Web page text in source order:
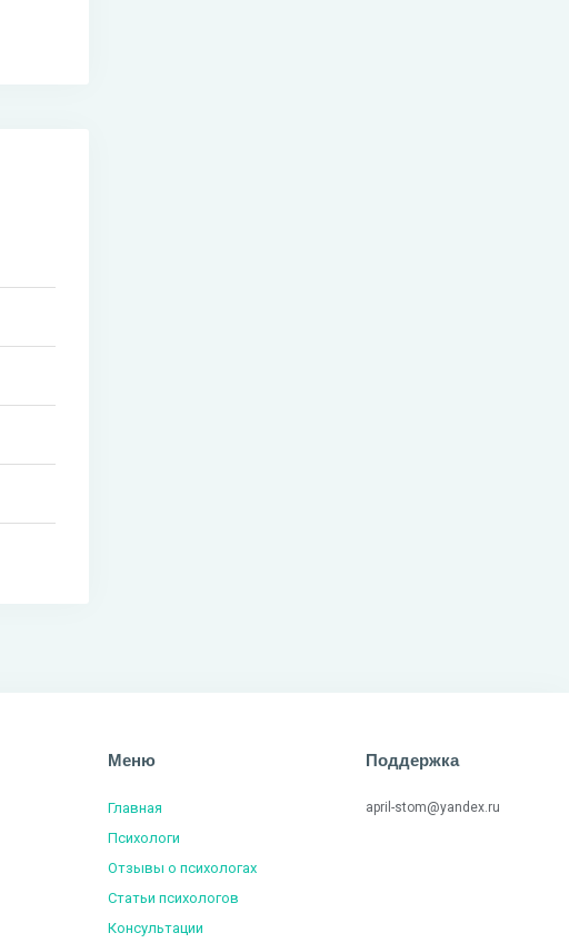
Меню
Главная
Психологи
Отзывы о психологах
Статьи психологов
Консультации
Поддержка
april-stom@yandex.ru